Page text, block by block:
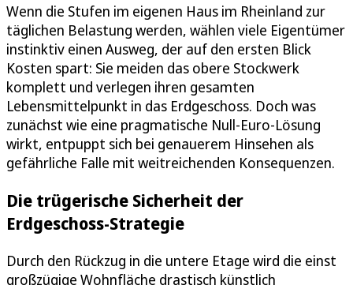
Wenn die Stufen im eigenen Haus im Rheinland zur
täglichen Belastung werden, wählen viele Eigentümer
instinktiv einen Ausweg, der auf den ersten Blick
Kosten spart: Sie meiden das obere Stockwerk
komplett und verlegen ihren gesamten
Lebensmittelpunkt in das Erdgeschoss. Doch was
zunächst wie eine pragmatische Null-Euro-Lösung
wirkt, entpuppt sich bei genauerem Hinsehen als
gefährliche Falle mit weitreichenden Konsequenzen.
Die trügerische Sicherheit der
Erdgeschoss-Strategie
Durch den Rückzug in die untere Etage wird die einst
großzügige Wohnfläche drastisch künstlich